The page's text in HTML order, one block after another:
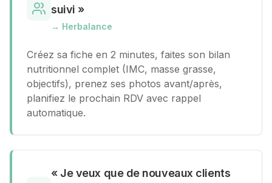
suivi »
→ Herbalance
Créez sa fiche en 2 minutes, faites son bilan
nutritionnel complet (IMC, masse grasse,
objectifs), prenez ses photos avant/après,
planifiez le prochain RDV avec rappel
automatique.
« Je veux que de nouveaux clients